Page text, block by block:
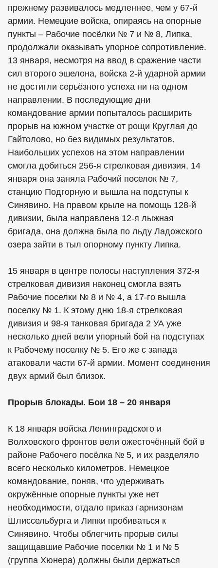
прежнему развивалось медленнее, чем у 67-й
армии. Немецкие войска, опираясь на опорные
пункты – Рабочие посёлки № 7 и № 8, Липка,
продолжали оказывать упорное сопротивление.
13 января, несмотря на ввод в сражение части
сил второго эшелона, войска 2-й ударной армии
не достигли серьёзного успеха ни на одном
направлении. В последующие дни
командование армии попыталось расширить
прорыв на южном участке от рощи Круглая до
Гайтолово, но без видимых результатов.
Наибольших успехов на этом направлении
смогла добиться 256-я стрелковая дивизия, 14
января она заняла Рабочий поселок № 7,
станцию Подгорную и вышла на подступы к
Синявино. На правом крыле на помощь 128-й
дивизии, была направлена 12-я лыжная
бригада, она должна была по льду Ладожского
озера зайти в тыл опорному пункту Липка.
15 января в центре полосы наступления 372-я
стрелковая дивизия наконец смогла взять
Рабочие поселки № 8 и № 4, а 17-го вышла
поселку № 1. К этому дню 18-я стрелковая
дивизия и 98-я танковая бригада 2 УА уже
несколько дней вели упорный бой на подступах
к Рабочему поселку № 5. Его же с запада
атаковали части 67-й армии. Момент соединения
двух армий был близок.
Прорыв блокады. Бои 18 – 20 января
К 18 января войска Ленинградского и
Волховского фронтов вели ожесточённый бой в
районе Рабочего посёлка № 5, и их разделяло
всего несколько километров. Немецкое
командование, поняв, что удерживать
окружённые опорные пункты уже нет
необходимости, отдало приказ гарнизонам
Шлиссельбурга и Липки пробиваться к
Синявино. Чтобы облегчить прорыв силы
защищавшие Рабочие поселки № 1 и № 5
(группа Хюнера) должны были держаться